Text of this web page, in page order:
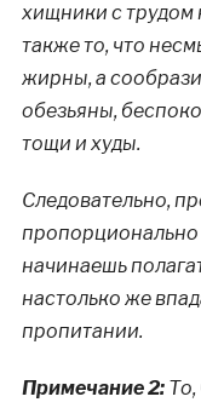
хищники с трудом
также то, что
жирны, а
обезьяны,
тощи и худы.
Следовательно,
пропорционально
начинаешь
настолько же
пропитании.
Примечание 2:То,